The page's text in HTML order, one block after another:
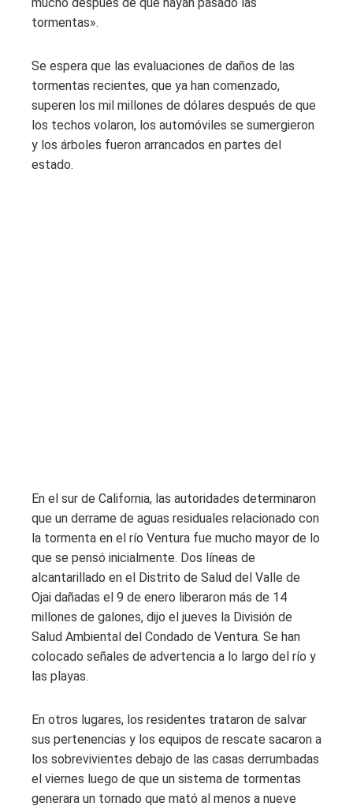
tormentas».
Se espera que las evaluaciones de daños de las
tormentas recientes, que ya han comenzado,
superen los mil millones de dólares después de que
los techos volaron, los automóviles se sumergieron
y los árboles fueron arrancados en partes del
estado.
En el sur de California, las autoridades determinaron
que un derrame de aguas residuales relacionado con
la tormenta en el río Ventura fue mucho mayor de lo
que se pensó inicialmente. Dos líneas de
alcantarillado en el Distrito de Salud del Valle de
Ojai dañadas el 9 de enero liberaron más de 14
millones de galones, dijo el jueves la División de
Salud Ambiental del Condado de Ventura. Se han
colocado señales de advertencia a lo largo del río y
las playas.
En otros lugares, los residentes trataron de salvar
sus pertenencias y los equipos de rescate sacaron a
los sobrevivientes debajo de las casas derrumbadas
el viernes luego de que un sistema de tormentas
generara un tornado que mató al menos a nueve